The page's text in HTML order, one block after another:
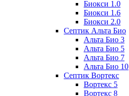
Биокси 1.0
Биокси 1.6
Биокси 2.0
Септик Альта Био
Альта Био 3
Альта Био 5
Альта Био 7
Альта Био 10
Септик Вортекс
Вортекс 5
Вортекс 8